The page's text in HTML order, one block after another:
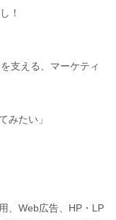
！
支える、マーケティ
みたい」
、Web広告、HP・LP